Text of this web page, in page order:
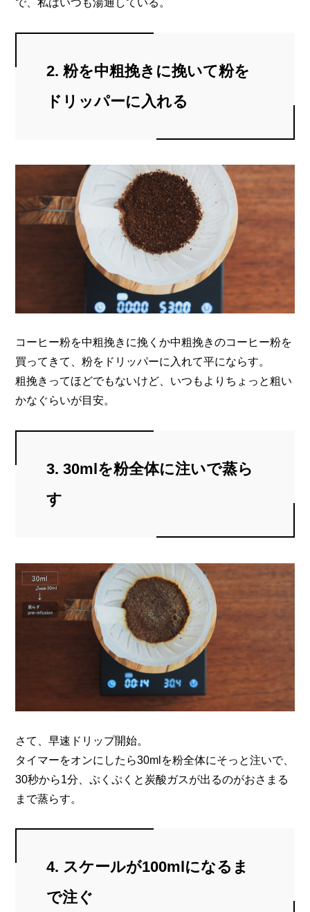
で、私はいつも湯通している。
2. 粉を中粗挽きに挽いて粉を
ドリッパーに入れる
コーヒー粉を中粗挽きに挽くか中粗挽きのコーヒー粉を
買ってきて、粉をドリッパーに入れて平にならす。
粗挽きってほどでもないけど、いつもよりちょっと粗い
かなぐらいが目安。
3. 30mlを粉全体に注いで蒸ら
す
さて、早速ドリップ開始。
タイマーをオンにしたら30mlを粉全体にそっと注いで、
30秒から1分、ぷくぷくと炭酸ガスが出るのがおさまる
まで蒸らす。
4. スケールが100mlになるま
で注ぐ